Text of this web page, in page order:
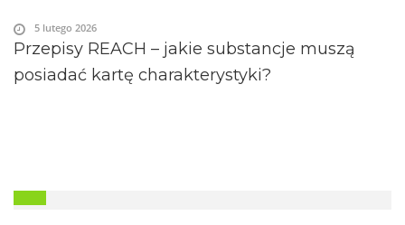
Przepisy REACH – jakie substancje muszą
posiadać kartę charakterystyki?
5 lutego 2026